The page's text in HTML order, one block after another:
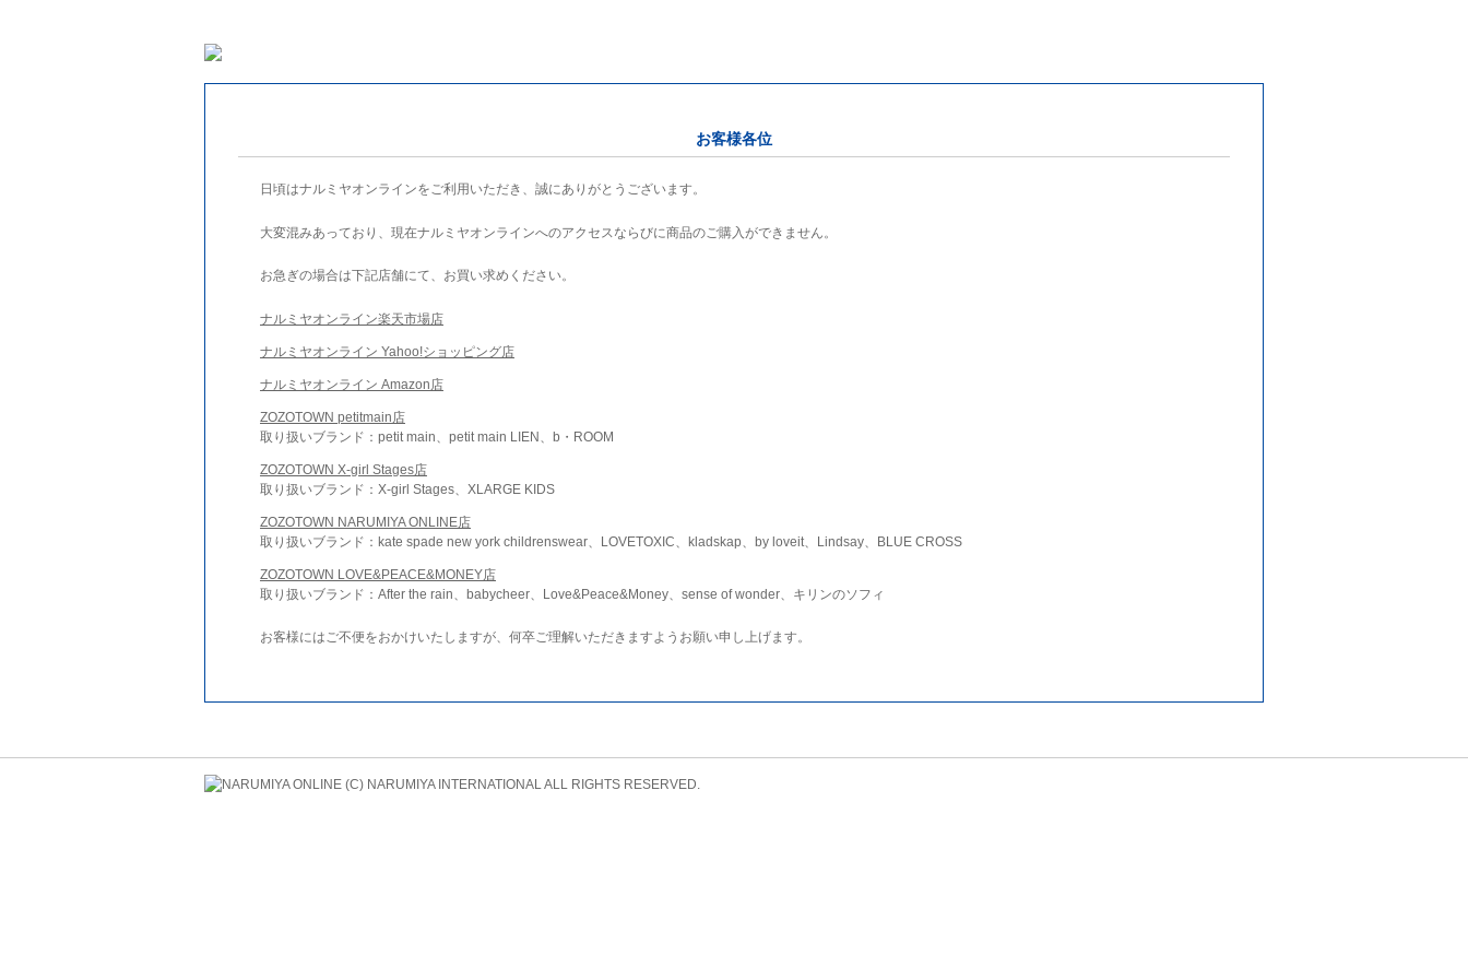
お客様各位
日頃はナルミヤオンラインをご利用いただき、誠にありがとうございます。
大変混みあっており、現在ナルミヤオンラインへのアクセスならびに商品のご購入ができません。
お急ぎの場合は下記店舗にて、お買い求めください。
ナルミヤオンライン楽天市場店
ナルミヤオンライン Yahoo!ショッピング店
ナルミヤオンライン Amazon店
ZOZOTOWN petitmain店
取り扱いブランド：petit main、petit main LIEN、b・ROOM
ZOZOTOWN X-girl Stages店
取り扱いブランド：X-girl Stages、XLARGE KIDS
ZOZOTOWN NARUMIYA ONLINE店
取り扱いブランド：kate spade new york childrenswear、LOVETOXIC、kladskap、by loveit、Lindsay、BLUE CROSS
ZOZOTOWN LOVE&PEACE&MONEY店
取り扱いブランド：After the rain、babycheer、Love&Peace&Money、sense of wonder、キリンのソフィ
お客様にはご不便をおかけいたしますが、何卒ご理解いただきますようお願い申し上げます。